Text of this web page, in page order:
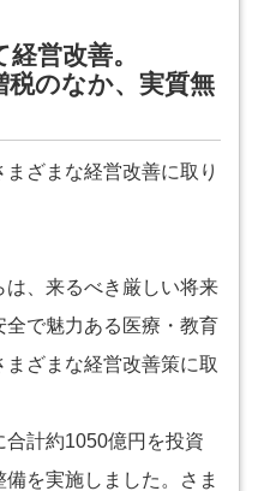
営改善。
税のなか、実質無
まざまな経営改善に取り
は、来るべき厳しい将来
全で魅力ある医療・教育
ざまな経営改善策に取
計約1050億円を投資
を実施しました。さま